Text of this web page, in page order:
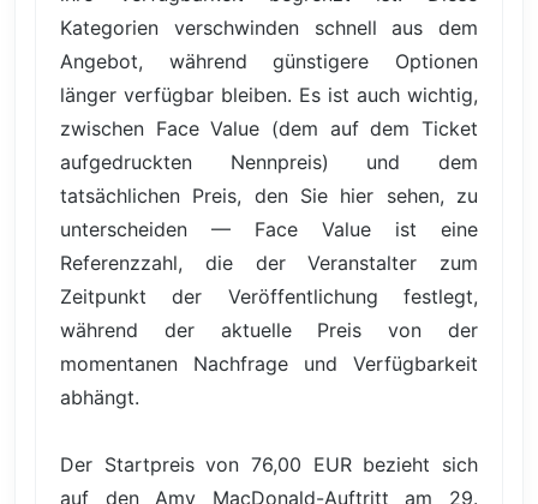
Kategorien verschwinden schnell aus dem
Angebot, während günstigere Optionen
länger verfügbar bleiben. Es ist auch wichtig,
zwischen Face Value (dem auf dem Ticket
aufgedruckten Nennpreis) und dem
tatsächlichen Preis, den Sie hier sehen, zu
unterscheiden — Face Value ist eine
Referenzzahl, die der Veranstalter zum
Zeitpunkt der Veröffentlichung festlegt,
während der aktuelle Preis von der
momentanen Nachfrage und Verfügbarkeit
abhängt.
Der Startpreis von 76,00 EUR bezieht sich
auf den Amy MacDonald-Auftritt am 29.